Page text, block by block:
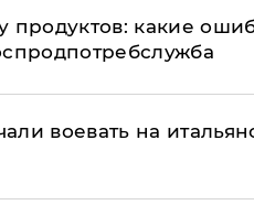
продуктов: какие
воевать на